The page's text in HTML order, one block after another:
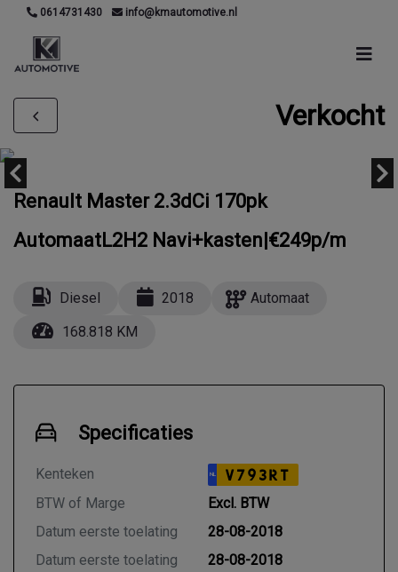
0614731430 info@kmautomotive.nl
Verkocht
Renault Master 2.3dCi 170pk
AutomaatL2H2 Navi+kasten|€249p/m
Diesel 2018
Automaat
168.818 KM
Specificaties
Kenteken NL V793RT
BTW of Marge
Excl. BTW
Datum eerste toelating
28-08-2018
Datum eerste toelating
28-08-2018